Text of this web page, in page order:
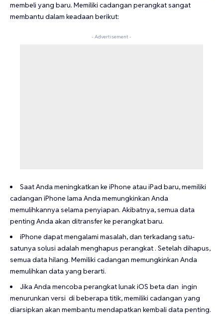
membeli yang baru. Memiliki cadangan perangkat sangat
membantu dalam keadaan berikut:
- Advertisement -
Saat Anda meningkatkan ke iPhone atau iPad baru, memiliki
cadangan iPhone lama Anda memungkinkan Anda
memulihkannya selama penyiapan. Akibatnya, semua data
penting Anda akan ditransfer ke perangkat baru.
iPhone dapat mengalami masalah, dan terkadang satu-
satunya solusi adalah menghapus perangkat . Setelah dihapus,
semua data hilang. Memiliki cadangan memungkinkan Anda
memulihkan data yang berarti.
Jika Anda mencoba perangkat lunak iOS beta dan ingin
menurunkan versi di beberapa titik, memiliki cadangan yang
diarsipkan akan membantu mendapatkan kembali data penting.